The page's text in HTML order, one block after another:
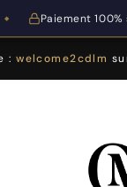
◆ Paiement
:welcome2cdlm